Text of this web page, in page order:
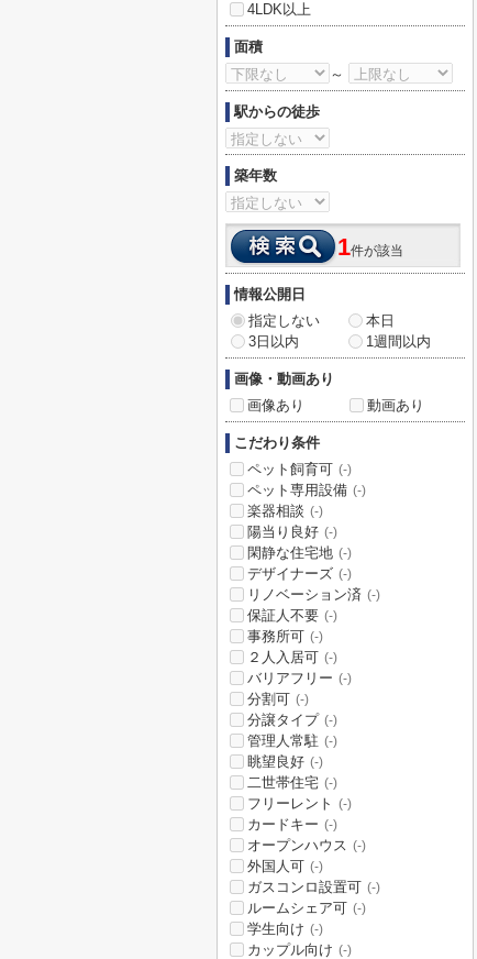
4LDK以上
面積
～
駅からの徒歩
築年数
1件が該当
情報公開日
指定しない
本日
3日以内
1週間以内
画像・動画あり
画像あり
動画あり
こだわり条件
ペット飼育可 (-)
ペット専用設備 (-)
楽器相談 (-)
陽当り良好 (-)
閑静な住宅地 (-)
デザイナーズ (-)
リノベーション済 (-)
保証人不要 (-)
事務所可 (-)
２人入居可 (-)
バリアフリー (-)
分割可 (-)
分譲タイプ (-)
管理人常駐 (-)
眺望良好 (-)
二世帯住宅 (-)
フリーレント (-)
カードキー (-)
オープンハウス (-)
外国人可 (-)
ガスコンロ設置可 (-)
ルームシェア可 (-)
学生向け (-)
カップル向け (-)